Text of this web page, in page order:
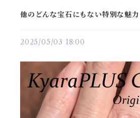
他のどんな宝石にもない特別な魅力
2025/05/03 18:00